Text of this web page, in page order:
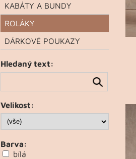
KABÁTY A BUNDY
ROLÁKY
DÁRKOVÉ POUKAZY
Hledaný text:
Velikost:
Barva:
bílá